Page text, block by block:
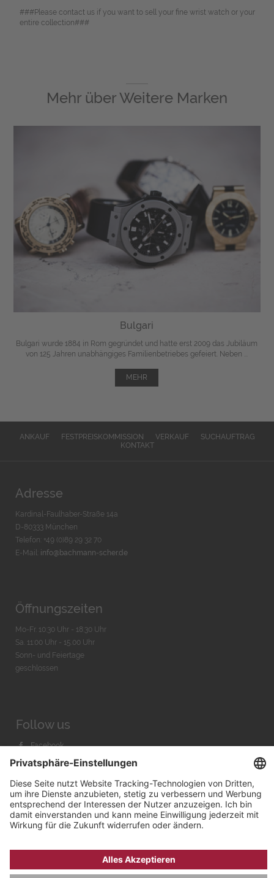
###Please contact us if you want to sell your fine wrist watch or your
entire collection###
Mehr überWeitere Marken
Bulgari
Bulgari wurde 1884 in Rom gegründet und hatte erst 2009 das Jubiläum
von 125 Jahren unabhängiges Familienbetriebes gefeiert. Neben ...
MEHR
ANKAUF FESTPREISKOMMISSION VERKAUF
SUCHAUFTRAG
KONTAKT
Adresse
Kardinal-Faulhaber-Straße 14a
D-80333 München
Telefon: +49 (0)89 29 32 70
E-Mail: info@bachmann-scher.de
Öffnungszeiten
Mo-Fr. 10:30 Uhr - 18:30 Uhr
Sa. 11:00 Uhr - 15.00 Uhr
Sonn- und Feiertage
geschlossen
Follow us
Facebook
Instagram
Youtube
Bachmann & Scher GmbH / Watchandco GmbH